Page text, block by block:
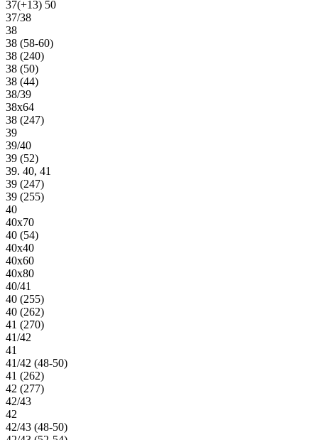
37(+13) 50
37/38
38
38 (58-60)
38 (240)
38 (50)
38 (44)
38/39
38х64
38 (247)
39
39/40
39 (52)
39. 40, 41
39 (247)
39 (255)
40
40х70
40 (54)
40х40
40х60
40х80
40/41
40 (255)
40 (262)
41 (270)
41/42
41
41/42 (48-50)
41 (262)
42 (277)
42/43
42
42/43 (48-50)